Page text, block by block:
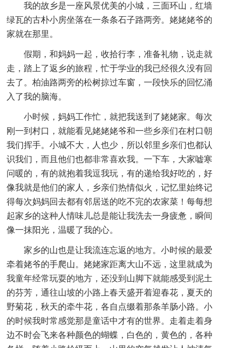
我的故乡是一座风景优美的小城，三面环山，红墙
绿瓦的古朴小房坐落在一条条石子路两旁。姥姥姥爷的
家就在那里。
假期，和妈妈一起，收拾行李，准备礼物，说走就
走，踏上了返乡的旅程，忙于学业的我已经很久没有回
去了。柏油路两旁的松树掠过车窗，一段快乐的回忆涌
入了我的脑海。
小时候，妈妈工作忙，就把我送到了姥姥家。每次
刚一到村口，就能看见姥姥姥爷和一些乡亲们在村口朝
我们挥手。小城不大，人也少，所以邻里乡亲们也都认
识我们，而且他们也都非常喜欢我。一下车，大家嘘寒
问暖的，有的就抱着我逗我玩，有的递给我好吃的，好
像我就是他们的家人，乡亲们热情似火，记忆里始终记
得每次妈妈回去都有邻居送的吃不完的农家菜！每每想
起家乡的这种人情味儿总是能让我洗去一身疲惫，瞬间
像一抹阳光，温暖了我的心。
家乡的山也是让我流连忘返的地方。小时候的最爱
牵着姥爷的手爬山。姥姥家距离大山不远，这里就成为
我童年经常玩耍的地方，还没到山脚下就能感受到泥土
的芬芳，通往山坡的小路上春天盛开着迎春花，夏天的
野菊花，秋天的牵牛花，各自点缀着那条羊肠小路。小
的时候我时常感觉那是童话中才有的世界。走着走着身
边不时会飞来各种颜色的蝴蝶，白色的，黄色的，各种